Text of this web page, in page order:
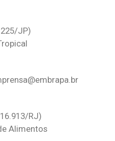
JP)
RJ)
Alimentos